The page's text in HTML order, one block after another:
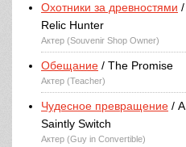
Охотники за древностями /
Relic Hunter
Актер (Souvenir Shop Owner)
Обещание / The Promise
Актер (Teacher)
Чудесное превращение / A
Saintly Switch
Актер (Guy in Convertible)